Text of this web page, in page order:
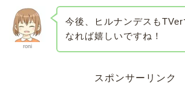
roni
今後、ヒルナンデスも
なれば嬉しいですね！
スポンサーリンク